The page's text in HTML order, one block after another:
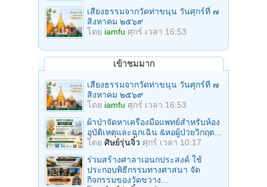
เสียงธรรมจากวัดท่าขนุน วันศุกร์ที่ ๗
สิงหาคม ๒๕๖๙
โดย iamfu ศุกร์ เวลา 16:53
เข้าชมมาก
เสียงธรรมจากวัดท่าขนุน วันศุกร์ที่ ๗
สิงหาคม ๒๕๖๙
โดย iamfu ศุกร์ เวลา 16:53
ผ้าป่าจัดหาเครื่องมือแพทย์สำหรับห้อง
อุบัติเหตุและฉุกเฉิน &หอผู้ป่วยวิกฤต...
โดย ศิษย์รุ่นจิ๋ว ศุกร์ เวลา 10:17
ร่วมสร้างศาลาเอนกประสงค์ ใช้
ประกอบพิธีกรรมทางศาสนา จัด
กิจกรรมของวัดขวาง...